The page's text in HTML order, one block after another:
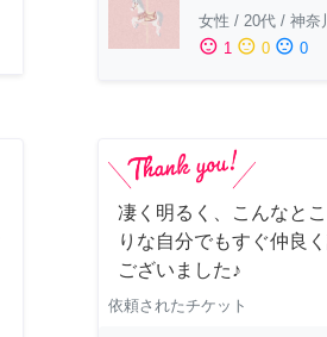
女性 / 20代 / 神奈
sentiment_satisfied 1 sentiment_neutral 0 sentiment_dissatisfied 0
凄く明るく、こんなと
りな自分でもすぐ仲良
ございました♪
依頼されたチケット